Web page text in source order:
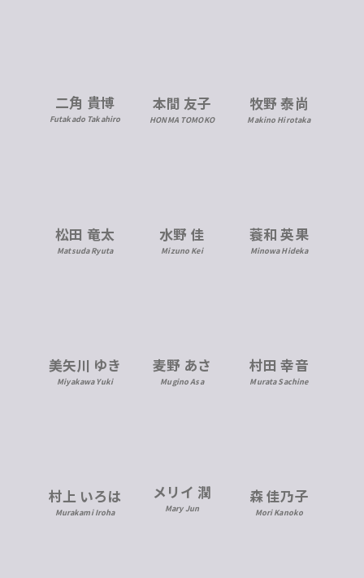
二角 貴博
Futakado Takahiro
本間 友子
HONMA TOMOKO
牧野 泰尚
Makino Hirotaka
松田 竜太
Matsuda Ryuta
水野 佳
Mizuno Kei
蓑和 英果
Minowa Hideka
美矢川 ゆき
Miyakawa Yuki
麦野 あさ
Mugino Asa
村田 幸音
Murata Sachine
村上 いろは
Murakami Iroha
メリイ 潤
Mary Jun
森 佳乃子
Mori Kanoko